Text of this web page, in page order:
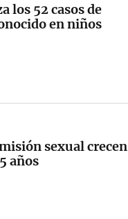
los 52 casos de
en niños
sexual crecen
años